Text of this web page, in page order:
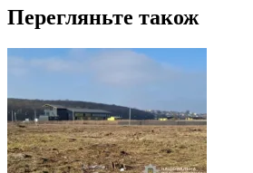
Перегляньте також